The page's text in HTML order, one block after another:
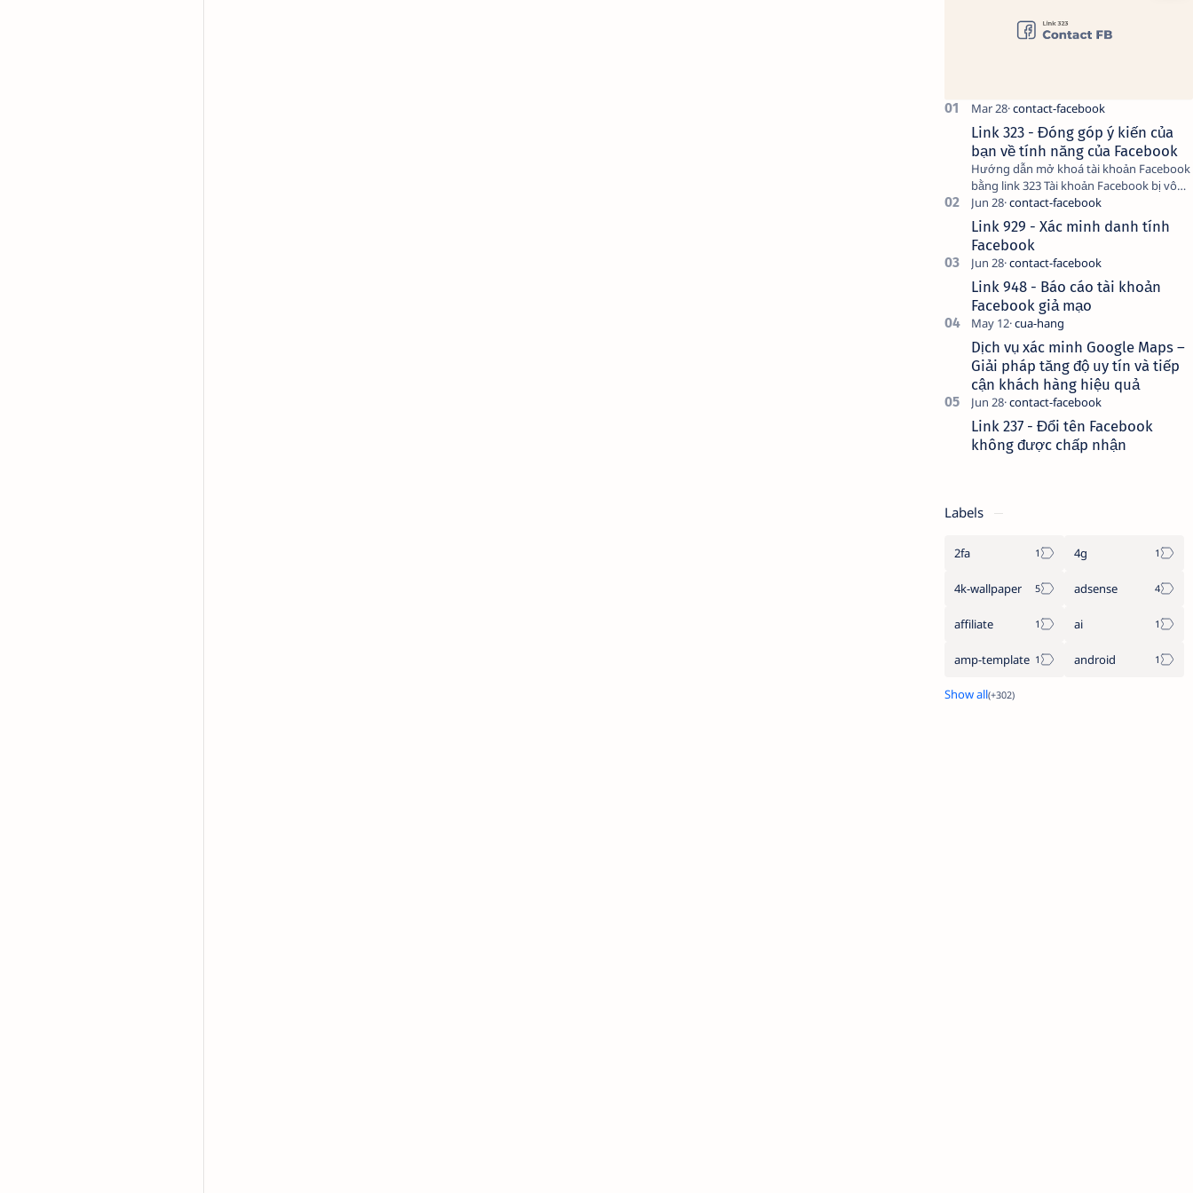
Link 323 - Đóng góp ý kiến của
bạn về tính năng của Facebook
Hướng dẫn mở khoá tài khoản Facebook
bằng link 323 Tài khoản Facebook bị vô
hiệu hóa có thể do nhiều nguyên nhân,
do bạn đăng bài hay thực hiện…
Link 929 - Xác minh danh tính
Facebook
Link 948 - Báo cáo tài khoản
Facebook giả mạo
Dịch vụ xác minh Google Maps –
Giải pháp tăng độ uy tín và tiếp
cận khách hàng hiệu quả
Link 237 - Đổi tên Facebook
không được chấp nhận
Labels
2fa 4g
4k-wallpaper adsense
affiliate ai
amp-template android